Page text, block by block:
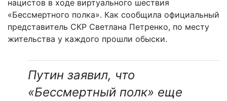
нацистов в ходе виртуального шествия
«Бессмертного полка». Как сообщила официальный
представитель СКР Светлана Петренко, по месту
жительства у каждого прошли обыски.
Путин заявил, что
«Бессмертный полк» еще